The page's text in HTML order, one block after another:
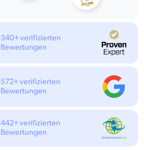
340+ verifizierten
Bewertungen
572+ verifizierten
Bewertungen
442+ verifizierten
Bewertungen